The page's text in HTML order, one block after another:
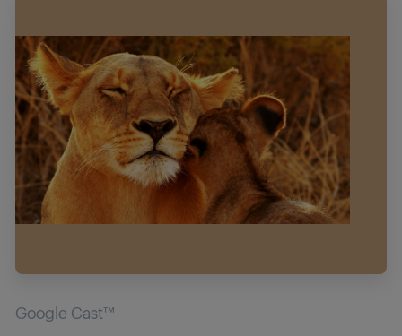
Google Cast™